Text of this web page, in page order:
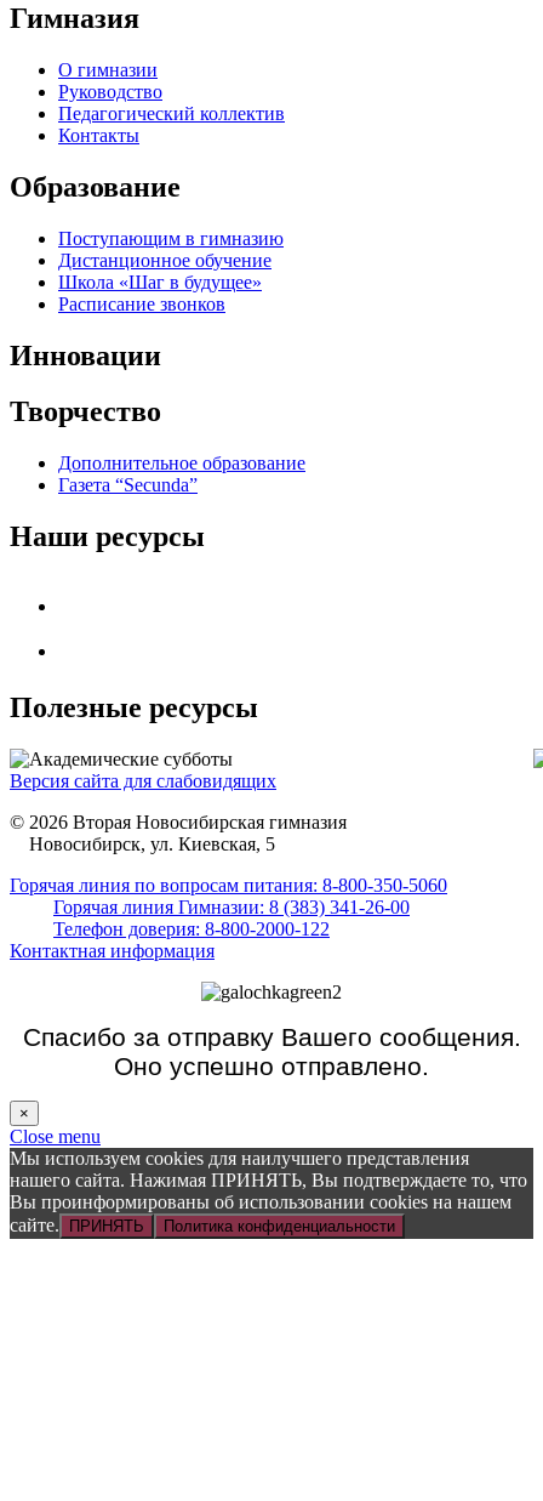
Гимназия
О гимназии
Руководство
Педагогический коллектив
Контакты
Образование
Поступающим в гимназию
Дистанционное обучение
Школа «Шаг в будущее»
Расписание звонков
Инновации
Творчество
Дополнительное образование
Газета “Secunda”
Наши ресурсы
Полезные ресурсы
Версия сайта для слабовидящих
© 2026 Вторая Новосибирская гимназия
Новосибирск, ул. Киевская, 5
Горячая линия по вопросам питания: 8-800-350-5060
Горячая линия Гимназии: 8 (383) 341-26-00
Телефон доверия: 8-800-2000-122
Контактная информация
Спасибо за отправку Вашего сообщения.
Оно успешно отправлено.
×
Close menu
Мы используем cookies для наилучшего представления
нашего сайта. Нажимая ПРИНЯТЬ, Вы подтверждаете то, что
Вы проинформированы об использовании cookies на нашем
сайте.
ПРИНЯТЬ Политика конфиденциальности